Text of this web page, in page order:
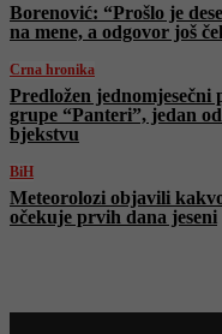
Borenović: “Prošlo je
na mene, a odgovor još
Crna hronika
Predložen
grupe “Panteri”, jedan
bjekstvu
BiH
Meteorolozi objavili
očekuje prvih dana jeseni